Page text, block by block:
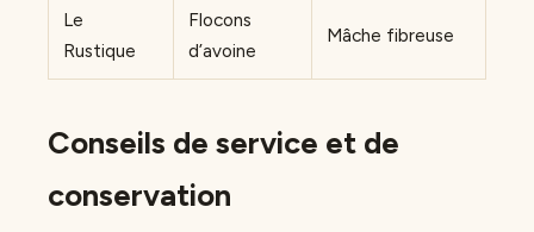
Le
Rustique
Flocons
d’avoine
Mâche fibreuse
Conseils de service et de
conservation